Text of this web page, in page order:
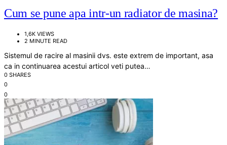
Cum se pune apa intr-un radiator de masina?
1,6K VIEWS
2 MINUTE READ
Sistemul de racire al masinii dvs. este extrem de important, asa
ca in continuarea acestui articol veti putea…
0 SHARES
0
0